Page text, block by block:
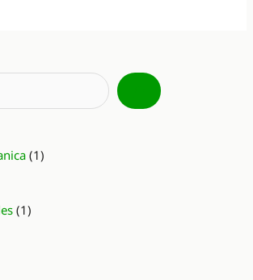
(1)
(1)